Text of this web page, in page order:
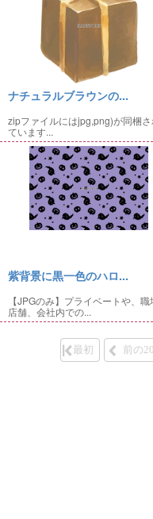
ナチュラルブラウンの...
zipファイルにはjpg,png)が同梱
ています...
紫背景に黒一色のハロ...
【JPGのみ】プライベートや、職
店舗、会社内での...
最初 前の